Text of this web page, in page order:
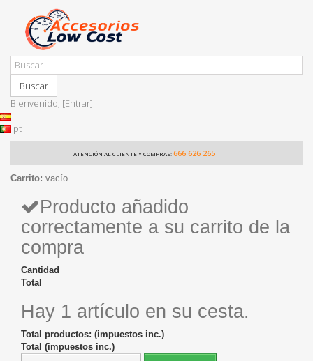
Buscar
Bienvenido, [Entrar]
pt
ATENCIÓN AL CLIENTE Y COMPRAS: 666 626 265
Carrito: vacío
Producto añadido
correctamente a su carrito de la
compra
Cantidad
Total
Hay 1 artículo en su cesta.
Total productos: (impuestos inc.)
Total (impuestos inc.)